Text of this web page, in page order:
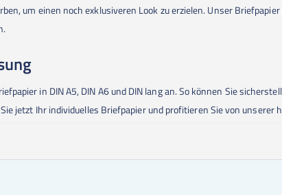
um einen noch exklusiveren Look zu erzielen. Unser
in DIN A5, DIN A6 und DIN lang an. So können Sie
jetzt Ihr individuelles Briefpapier und profitieren Sie von unserer